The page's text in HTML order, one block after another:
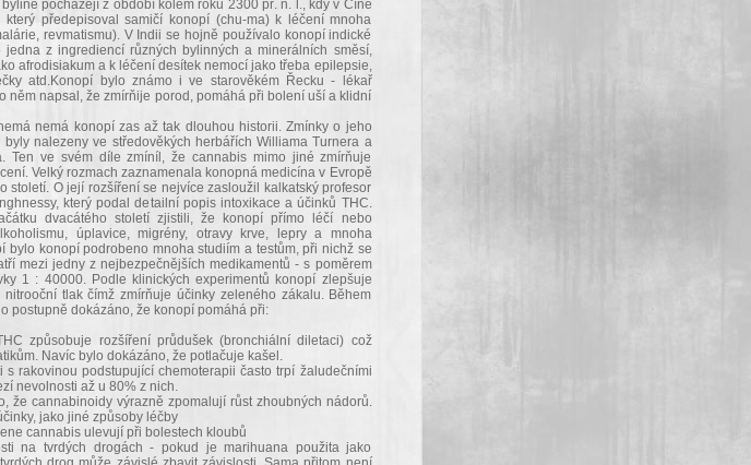
pocházejí z období kolem roku 2300 př. n. l., kdy v Číně
předepisoval samičí konopí (chu-ma) k léčení mnoha
revmatismu). V Indii se hojně používalo konopí indické
jedna z ingrediencí různých bylinných a minerálních směsí,
afrodisiakum a k léčení desítek nemocí jako třeba epilepsie,
atd.Konopí bylo známo i ve starověkém Řecku - lékař
něm napsal, že zmírňije porod, pomáhá při bolení uší a klidní
nemá konopí zas až tak dlouhou historii. Zmínky o jeho
byly nalezeny ve středověkých herbářích Williama Turnera a
Ten ve svém díle zmíníl, že cannabis mimo jiné zmírňuje
Velký rozmach zaznamenala konopná medicína v Evropě
století. O její rozšíření se nejvíce zasloužil kalkatský profesor
který podal detailní popis intoxikace a účinků THC.
dvacátého století zjistili, že konopí přímo léčí nebo
úplavice, migrény, otravy krve, lepry a mnoha
bylo konopí podrobeno mnoha studiím a testům, při nichž se
mezi jedny z nejbezpečnějších medikamentů - s poměrem
1 : 40000. Podle klinických experimentů konopí zlepšuje
tlak čímž zmírňuje účinky zeleného zákalu. Během
postupně dokázáno, že konopí pomáhá při:
způsobuje rozšíření průdušek (bronchiální diletaci) což
Navíc bylo dokázáno, že potlačuje kašel.
s rakovinou podstupující chemoterapii často trpí žaludečními
nevolnosti až u 80% z nich.
že cannabinoidy výrazně zpomalují růst zhoubných nádorů.
jako jiné způsoby léčby
cannabis ulevují při bolestech kloubů
na tvrdých drogách - pokud je marihuana použita jako